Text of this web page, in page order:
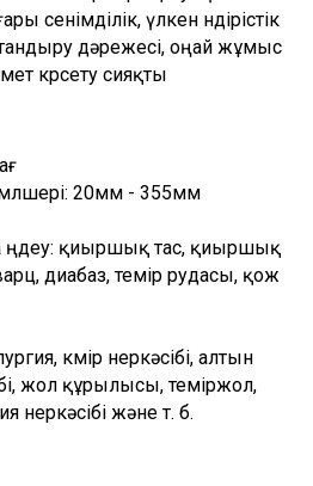
сенімділік, үлкен өндірістік
дәрежесі, оңай жұмыс
көрсету сияқты
20мм - 355мм
өңдеу: қиыршық тас, қиыршық
диабаз, темір рудасы, қож
көмір өнеркәсібі, алтын
жол құрылысы, теміржол,
және т. б.